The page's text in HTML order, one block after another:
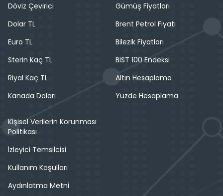
Döviz Çevirici
Dolar TL
Euro TL
Sterin Kaç TL
Riyal Kaç TL
Kanada Doları
Gümüş Fiyatları
Brent Petrol Fiyatı
Bilezik Fiyatları
BIST 100 Endeksi
Altın Hesaplama
Yüzde Hesaplama
Kişisel Verilerin Korunması
Politikası
İzleyici Temsilcisi
Kullanım Koşulları
Aydınlatma Metni